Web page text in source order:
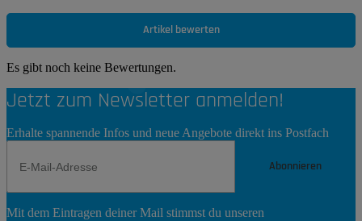
Artikel bewerten
Es gibt noch keine Bewertungen.
Jetzt zum Newsletter anmelden!
Erhalte spannende Infos und neue Angebote direkt ins Postfach
Abonnieren
Mit dem Eintragen deiner Mail stimmst du unseren